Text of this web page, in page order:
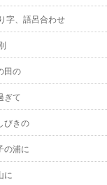
字、語呂合わせ
田の
て
きの
浦に
に